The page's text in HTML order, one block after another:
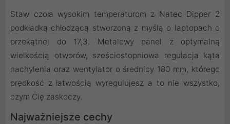
Staw czoła wysokim temperaturom z Natec Dipper 2
podkładką chłodzącą stworzoną z myślą o laptopach o
przekątnej do 17,3. Metalowy panel z optymalną
wielkością otworów, sześciostopniowa regulacja kąta
nachylenia oraz wentylator o średnicy 180 mm, którego
prędkość z łatwością wyregulujesz a to nie wszystko,
czym Cię zaskoczy.
Najważniejsze cechy